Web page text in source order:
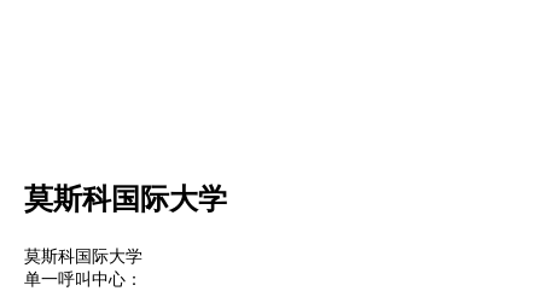
莫斯科国际大学
莫斯科国际大学
单一呼叫中心：